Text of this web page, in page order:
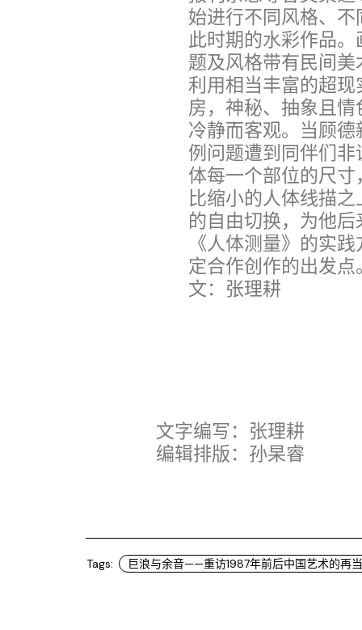
始进行不同风格、
此时期的水彩作品
题及风格带有民间
利用相当丰富的超
房，神秘、抽象且
冷静而客观。当顾
例问题遭到同伴们
体每一个部位的尺
比缩小的人体线描
的自由切换，为他
《人体测量》的实
定合作创作的出发点
文：张理耕
文字编写：张理耕
编辑排版：孙杲睿
Tags: 巨浪与余音——重访1987年前后中国艺术的再